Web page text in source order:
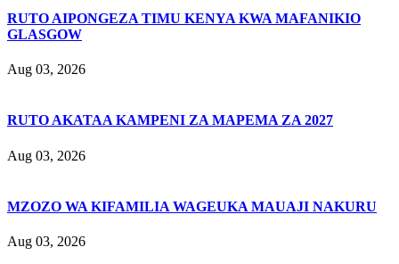
RUTO AIPONGEZA TIMU KENYA KWA MAFANIKIO
GLASGOW
Aug 03, 2026
RUTO AKATAA KAMPENI ZA MAPEMA ZA 2027
Aug 03, 2026
MZOZO WA KIFAMILIA WAGEUKA MAUAJI NAKURU
Aug 03, 2026